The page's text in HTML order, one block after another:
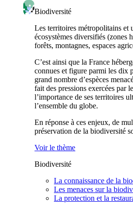
Biodiversité
Les territoires métropolitains et
écosystèmes diversifiés (zones
forêts, montagnes, espaces
C’est ainsi que la France
connues et figure parmi les dix
grand nombre d’espèces
fait des pressions exercées par
l’importance de ses territoires
l’ensemble du globe.
En réponse à ces enjeux, de
préservation de la biodiversité
Voir le thème
Biodiversité
La connaissance de la
Les menaces sur la
La protection et la